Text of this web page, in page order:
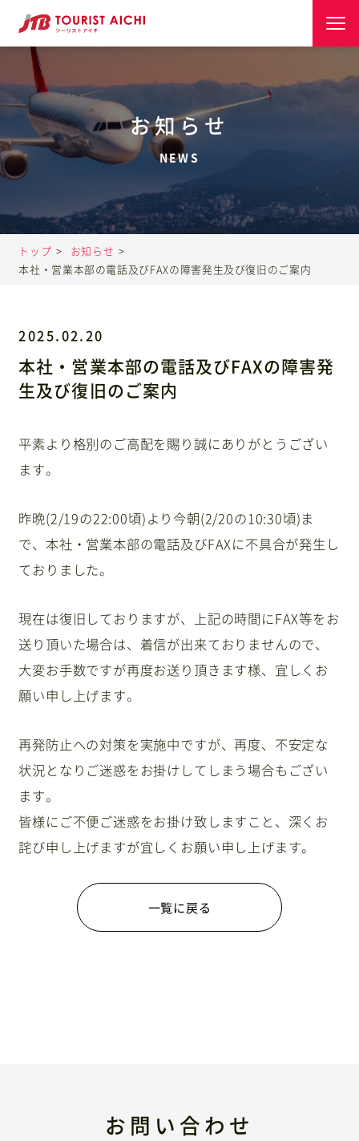
トップ
店舗案内
団体旅行ご利用事例
旅のコラム
会社情報
オンラインストア
お知らせ
サイトマップ プライバシーポリシー
Facebook
お知らせ
トップ
お知らせ
本社・営業本部の電話及びFAXの障害発生及び復旧のご案内
2025.02.20
本社・営業本部の電話及びFAXの障害発
生及び復旧のご案内
平素より格別のご高配を賜り誠にありがとうござい
ます。
昨晩(2/19の22:00頃)より今朝(2/20の10:30頃)ま
で、本社・営業本部の電話及びFAXに不具合が発生し
ておりました。
現在は復旧しておりますが、上記の時間にFAX等をお
送り頂いた場合は、着信が出来ておりませんので、
大変お手数ですが再度お送り頂きます様、宜しくお
願い申し上げます。
再発防止への対策を実施中ですが、再度、不安定な
状況となりご迷惑をお掛けしてしまう場合もござい
ます。
皆様にご不便ご迷惑をお掛け致しますこと、深くお
詫び申し上げますが宜しくお願い申し上げます。
一覧に戻る
お問い合わせ